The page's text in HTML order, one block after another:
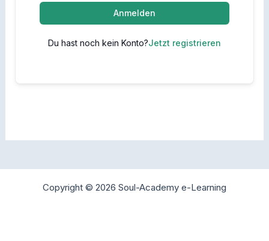
Anmelden
Du hast noch kein Konto?Jetzt registrieren
Copyright © 2026 Soul-Academy e-Learning